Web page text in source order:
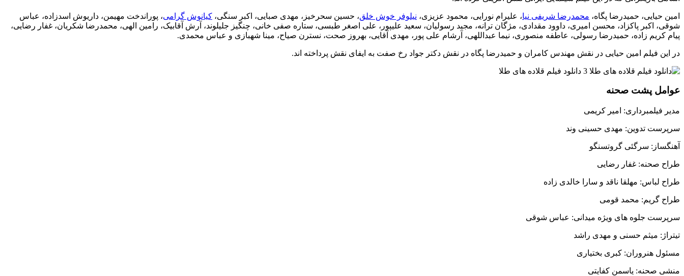
امین حیایی، حمیدرضا پگاه، محمدرضا شریفی نیا، علیرام نورایی، محمود عزیزی، نیلوفر خوش خلق، حسین سحرخیز، مهدی صبایی، اکبر سنگی، کیانوش گرامی، پوراندخت مهیمن، داریوش اسدزاده، عباس
شوقی، اکبر پاکزاد، محسن امیری، داوود مقدادی، مژگان ترانه، مجید رسولیان، سعید علیپور، علی اصغر طبسی، ستاره صفی خانی، چنگیز جلیلوند، آرش آقابیک، رامین الهی، محمدرضا شکریان، غفار رضایی،
پیام کریم زاده، حمیدرضا رسولی، عاطفه منصوری، نیما عبداللهی، آرشام علی پور، مهدی آقایی، بهروز صحت، نسترن صیاح، مینا شهبازی و عباس محمدی.
در این فیلم امین حیایی در نقش مهندس کامران و حمیدرضا پگاه در نقش دکتر جواد رخ صفت به ایفای نقش پرداخته اند.
عوامل پشت صحنه
مدیر فیلمبرداری: امیر کریمی
سرپرست تدوین: مهدی حسینی وند
آهنگساز: سرگئی گروتسنگو
طراح صحنه: غفار رضایی
طراح لباس: مهلقا ناقد و سارا خالدی زاده
طراح گریم: محمد قومی
سرپرست جلوه های ویژه میدانی: عباس شوقی
تیتراژ: میثم حسنی و مهدی راشد
مسئول هنروران: کبری بختیاری
منشی صحنه: یاسمن کفایتی